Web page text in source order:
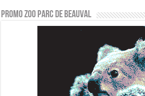
PROMO ZOO PARC DE BEAUVAL